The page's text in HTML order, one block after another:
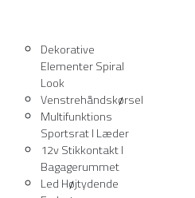
Dekorative
Elementer Spiral
Look
Venstrehåndskørsel
Multifunktions
Sportsrat I Læder
12v Stikkontakt I
Bagagerummet
Led Højtydende